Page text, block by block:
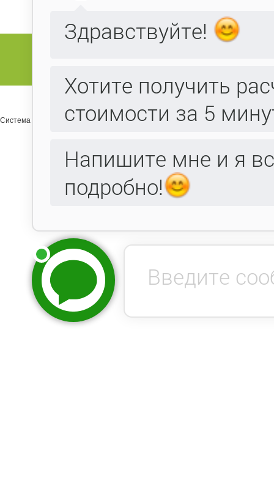
Система управления сайтом Host CMS